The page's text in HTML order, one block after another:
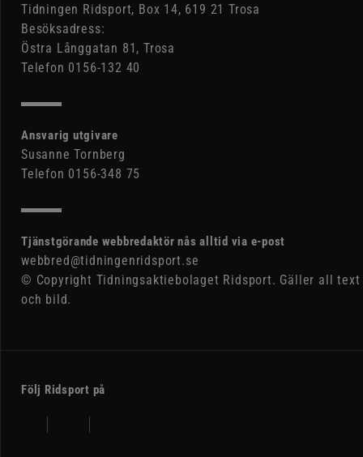
Tidningen Ridsport, Box 14, 619 21 Trosa
Besöksadress:
Östra Långgatan 81, Trosa
Telefon 0156-132 40
Ansvarig utgivare
Susanne Tornberg
Telefon 0156-348 75
Tjänstgörande webbredaktör nås alltid via e-post
webbred@tidningenridsport.se
© Copyright Tidningsaktiebolaget Ridsport. Gäller all text
och bild.
Följ Ridsport på